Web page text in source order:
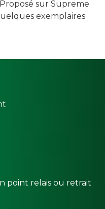
sur Supreme
exemplaires
point relais ou retrait